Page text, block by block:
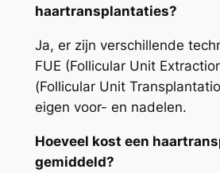
haartransplantaties?
Ja, er zijn verschillende
FUE (Follicular Unit
(Follicular Unit
eigen voor- en nadelen.
Hoeveel kost een
gemiddeld?